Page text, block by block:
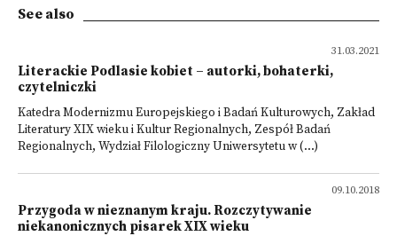
See also
31.03.2021
Literackie Podlasie kobiet – autorki, bohaterki,
czytelniczki
Katedra Modernizmu Europejskiego i Badań Kulturowych, Zakład
Literatury XIX wieku i Kultur Regionalnych, Zespół Badań
Regionalnych, Wydział Filologiczny Uniwersytetu w (...)
09.10.2018
Przygoda w nieznanym kraju. Rozczytywanie
niekanonicznych pisarek XIX wieku